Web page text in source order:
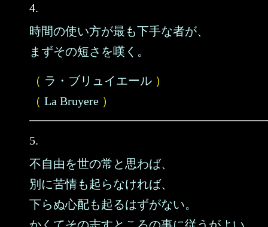
4.
時間の使い方が最も下手な者が、
まずその短さを嘆く。
（ ラ・ブリュイエール ）
（ La Bruyere ）
5.
不自由を世の常と思わば、
別に苦情も起らなければ、
下らぬ心配も起るはずがない。